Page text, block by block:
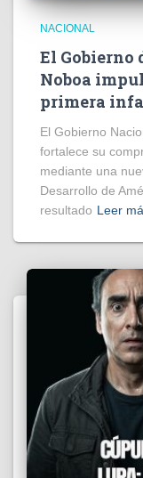
NACIONAL
El Gobierno
Noboa
primera
El Gobierno
fortalece su
mediante una
Desarrollo de
resultado Leer